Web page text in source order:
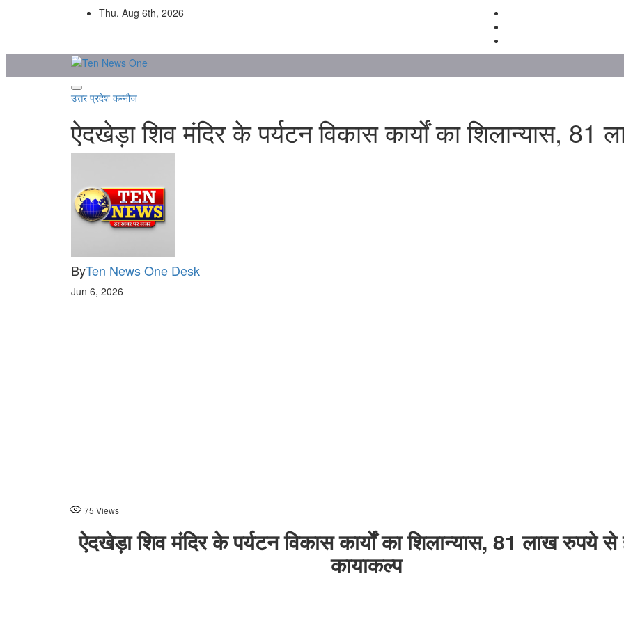
Thu. Aug 6th, 2026
उत्तर प्रदेश कन्नौज
ऐदखेड़ा शिव मंदिर के पर्यटन विकास कार्यों का शिलान्यास, 81
ByTen News One Desk
Jun 6, 2026
75 Views
ऐदखेड़ा शिव मंदिर के पर्यटन विकास कार्यों का शिलान्यास, 81 लाख रुपये से
कायाकल्प